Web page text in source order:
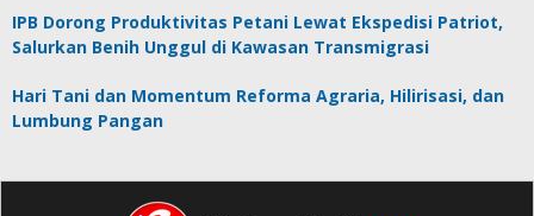
IPB Dorong Produktivitas Petani Lewat Ekspedisi Patriot,
Salurkan Benih Unggul di Kawasan Transmigrasi
Hari Tani dan Momentum Reforma Agraria, Hilirisasi, dan
Lumbung Pangan